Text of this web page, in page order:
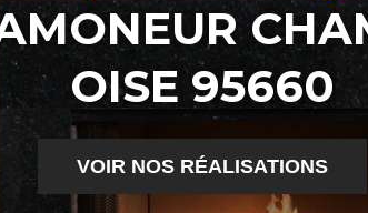
OISE 95660
VOIR NOS RÉALISATIONS